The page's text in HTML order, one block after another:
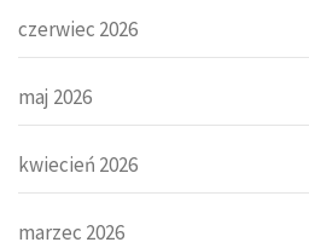
czerwiec 2026
maj 2026
kwiecień 2026
marzec 2026